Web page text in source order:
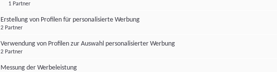
1 Partner
Erstellung von Profilen für personalisierte Werbung
2 Partner
Verwendung von Profilen zur Auswahl personalisierter Werbung
2 Partner
Messung der Werbeleistung